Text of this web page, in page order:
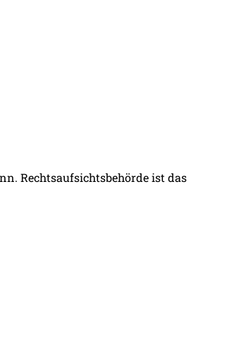
Rechtsaufsichtsbehörde ist das